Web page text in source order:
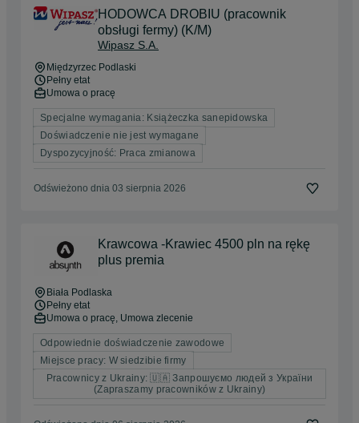
HODOWCA DROBIU (pracownik
obsługi fermy) (K/M)
Wipasz S.A.
Międzyrzec Podlaski
Pełny etat
Umowa o pracę
Specjalne wymagania: Książeczka sanepidowska
Doświadczenie nie jest wymagane
Dyspozycyjność: Praca zmianowa
Odświeżono dnia 03 sierpnia 2026
Krawcowa -Krawiec 4500 pln na rękę
plus premia
Biała Podlaska
Pełny etat
Umowa o pracę, Umowa zlecenie
Odpowiednie doświadczenie zawodowe
Miejsce pracy: W siedzibie firmy
Pracownicy z Ukrainy: 🇺🇦 Запрошуємо людей з України
(Zapraszamy pracowników z Ukrainy)